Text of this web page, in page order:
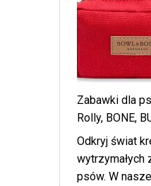
Zabawki dla
Rolly, BONE,
Odkryj świat
wytrzymałych
psów. W